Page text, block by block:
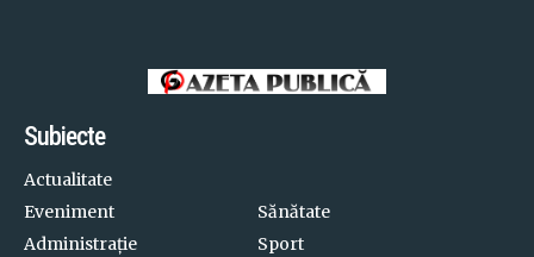
Subiecte
Actualitate
Eveniment
Administrație
Sănătate
Sport